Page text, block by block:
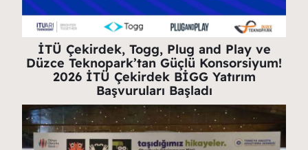
İTÜ Çekirdek, Togg, Plug and Play ve
Düzce Teknopark’tan Güçlü Konsorsiyum!
2026 İTÜ Çekirdek BİGG Yatırım
Başvuruları Başladı